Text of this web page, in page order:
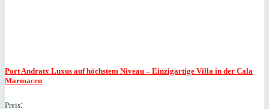
Port Andratx Luxus auf höchstem Niveau – Einzigartige Villa in der Cala
Marmacen
Preis: